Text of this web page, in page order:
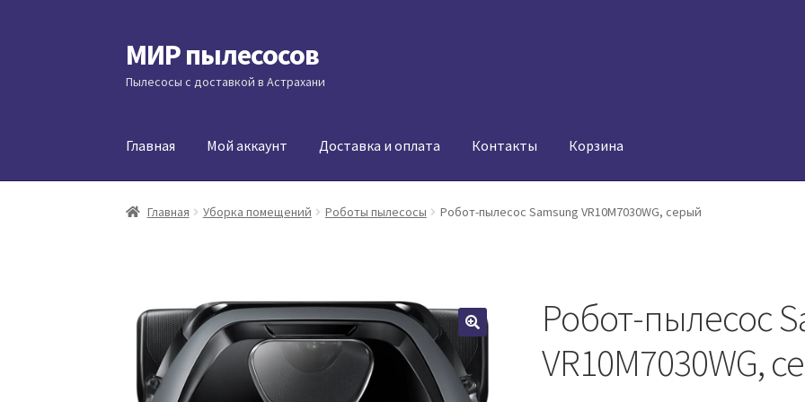
Перейти
к
навигации
Перейти
к
содержимому
МИР пылесосов
Пылесосы с доставкой в Астрахани
Главная Мой аккаунт Доставка и оплата Контакты Корзина
Главная Уборка помещений Роботы пылесосы Робот-пылесос Samsung VR10M7030WG, серый
Робот-пылесос
VR10M7030WG,